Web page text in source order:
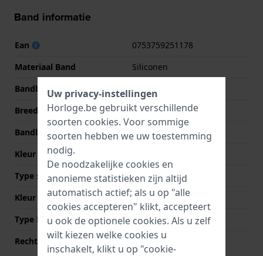
Band informatie
Ean
0753759251178
Materiaal Band
Siliconen
Bandbreedte
22 mm
Breedte bandaanzet
22 mm
Bandbreedte bij sluiting
22 mm
Kleur Band
Type sluiting
Gesp
Kleur sluiting
Zilver
Type Bevestiging
QuickFit
Rechte aanzet
Nee
Uw privacy-instellingen
Horloge.be gebruikt verschillende
soorten cookies. Voor sommige
soorten hebben we uw toestemming
nodig.
De noodzakelijke cookies en
anonieme statistieken zijn altijd
automatisch actief; als u op "alle
cookies accepteren" klikt, accepteert
u ook de optionele cookies. Als u zelf
wilt kiezen welke cookies u
inschakelt, klikt u op "cookie-